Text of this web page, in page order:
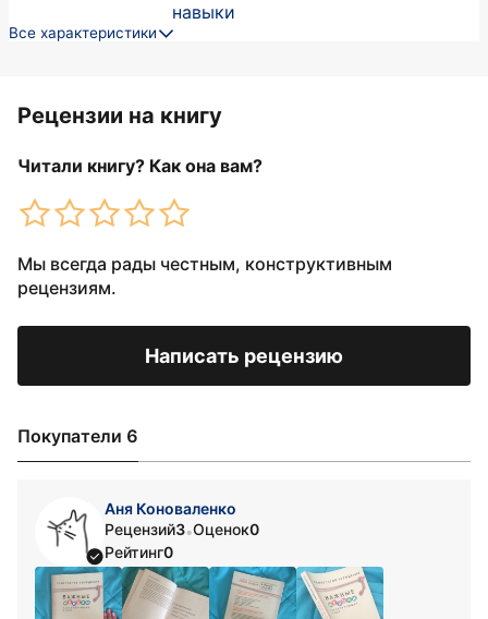
навыки
Все характеристики
Рецензии на книгу
Читали книгу? Как она вам?
Мы всегда рады честным, конструктивным
рецензиям.
Написать рецензию
Покупатели 6
Аня Коноваленко
Рецензий3•Оценок0
Рейтинг0